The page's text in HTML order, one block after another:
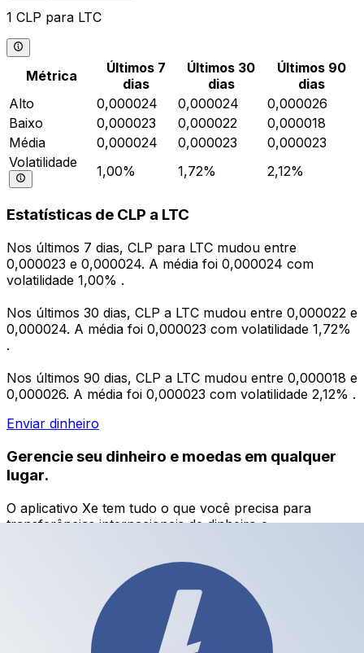
1 CLP para LTC
Métrica
Últimos 7
dias
Últimos 30
dias
Últimos 90
dias
Alto
0,000024 0,000024
0,000026
Baixo
0,000023 0,000022
0,000018
Média
0,000024 0,000023
0,000023
Volatilidade
1,00% 1,72% 2,12%
Estatísticas de CLP a LTC
Nos últimos 7 dias, CLP para LTC mudou entre
0,000023 e 0,000024. A média foi 0,000024 com
volatilidade 1,00% .
Nos últimos 30 dias, CLP a LTC mudou entre 0,000022 e
0,000024. A média foi 0,000023 com volatilidade 1,72%
.
Nos últimos 90 dias, CLP a LTC mudou entre 0,000018 e
0,000026. A média foi 0,000023 com volatilidade 2,12% .
Enviar dinheiro
Gerencie seu dinheiro e moedas em qualquer
lugar.
O aplicativo Xe tem tudo o que você precisa para
transferências internacionais de dinheiro e
exterior sem taxas ocultas. Baixe hoje mesmo!